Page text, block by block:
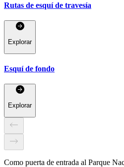
Rutas de esquí de travesía
Explorar
Esquí de fondo
Explorar
Como puerta de entrada al Parque